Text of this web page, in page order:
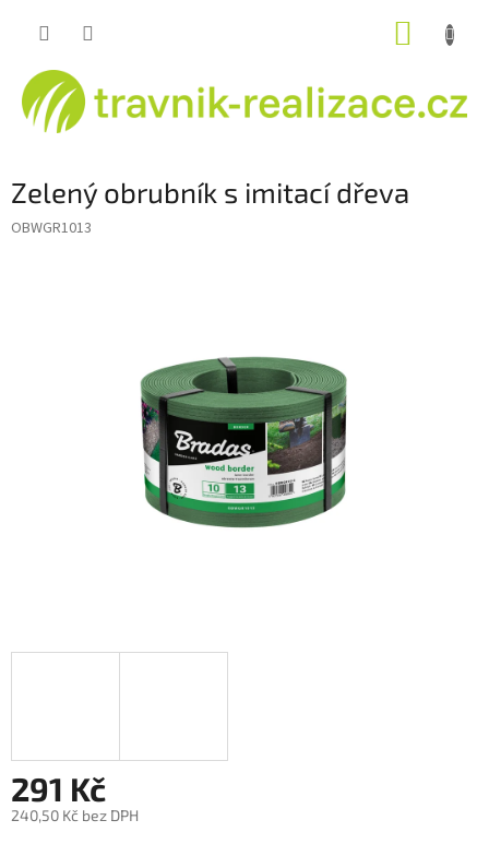
Zelený obrubník s imitací dřeva
OBWGR1013
291 Kč
240,50 Kč bez DPH